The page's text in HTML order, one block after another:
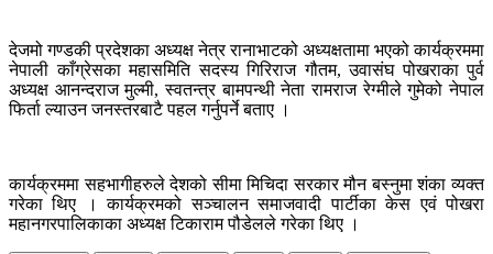
देजमो गण्डकी प्रदेशका अध्यक्ष नेत्र रानाभाटको अध्यक्षतामा भएको कार्यक्रममा
नेपाली काँग्रेसका महासमिति सदस्य गिरिराज गौतम, उवासंघ पोखराका पुर्व
अध्यक्ष आनन्दराज मुल्मी, स्वतन्त्र बामपन्थी नेता रामराज रेग्मीले गुमेको नेपाल
फिर्ता ल्याउन जनस्तरबाटै पहल गर्नुपर्ने बताए ।
कार्यक्रममा सहभागीहरुले देशको सीमा मिचिदा सरकार मौन बस्नुमा शंका व्यक्त
गरेका थिए । कार्यक्रमको सञ्चालन समाजवादी पार्टीका केस एवं पोखरा
महानगरपालिकाका अध्यक्ष टिकाराम पौडेलले गरेका थिए ।